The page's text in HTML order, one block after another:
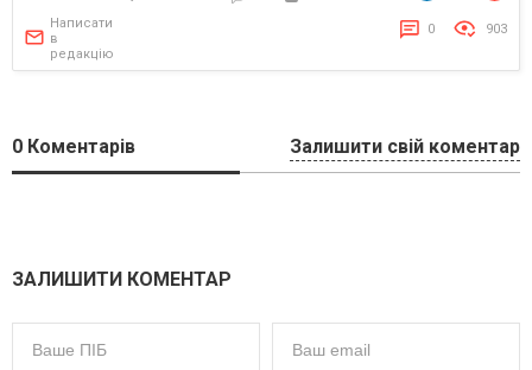
Написати
в
редакцію
0 903
0 Коментарів Залишити свій коментар
ЗАЛИШИТИ КОМЕНТАР